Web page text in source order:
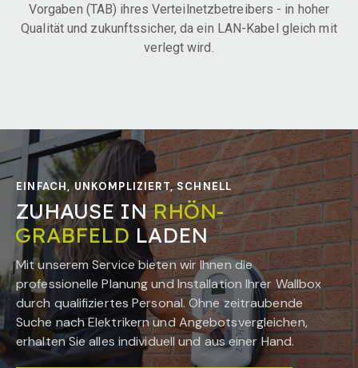
Vorgaben (TAB) ihres Verteilnetzbetreibers - in hoher
Qualität und zukunftssicher, da ein LAN-Kabel gleich mit
verlegt wird.
EINFACH, UNKOMPLIZIERT, SCHNELL
ZUHAUSE INRHÖN-
GRABFELD LADEN
Mit unserem Service bieten wir Ihnen die
professionelle Planung und Installation Ihrer Wallbox
durch qualifiziertes Personal. Ohne zeitraubende
Suche nach Elektrikern und Angebotsvergleichen,
erhalten Sie alles individuell und aus einer Hand.